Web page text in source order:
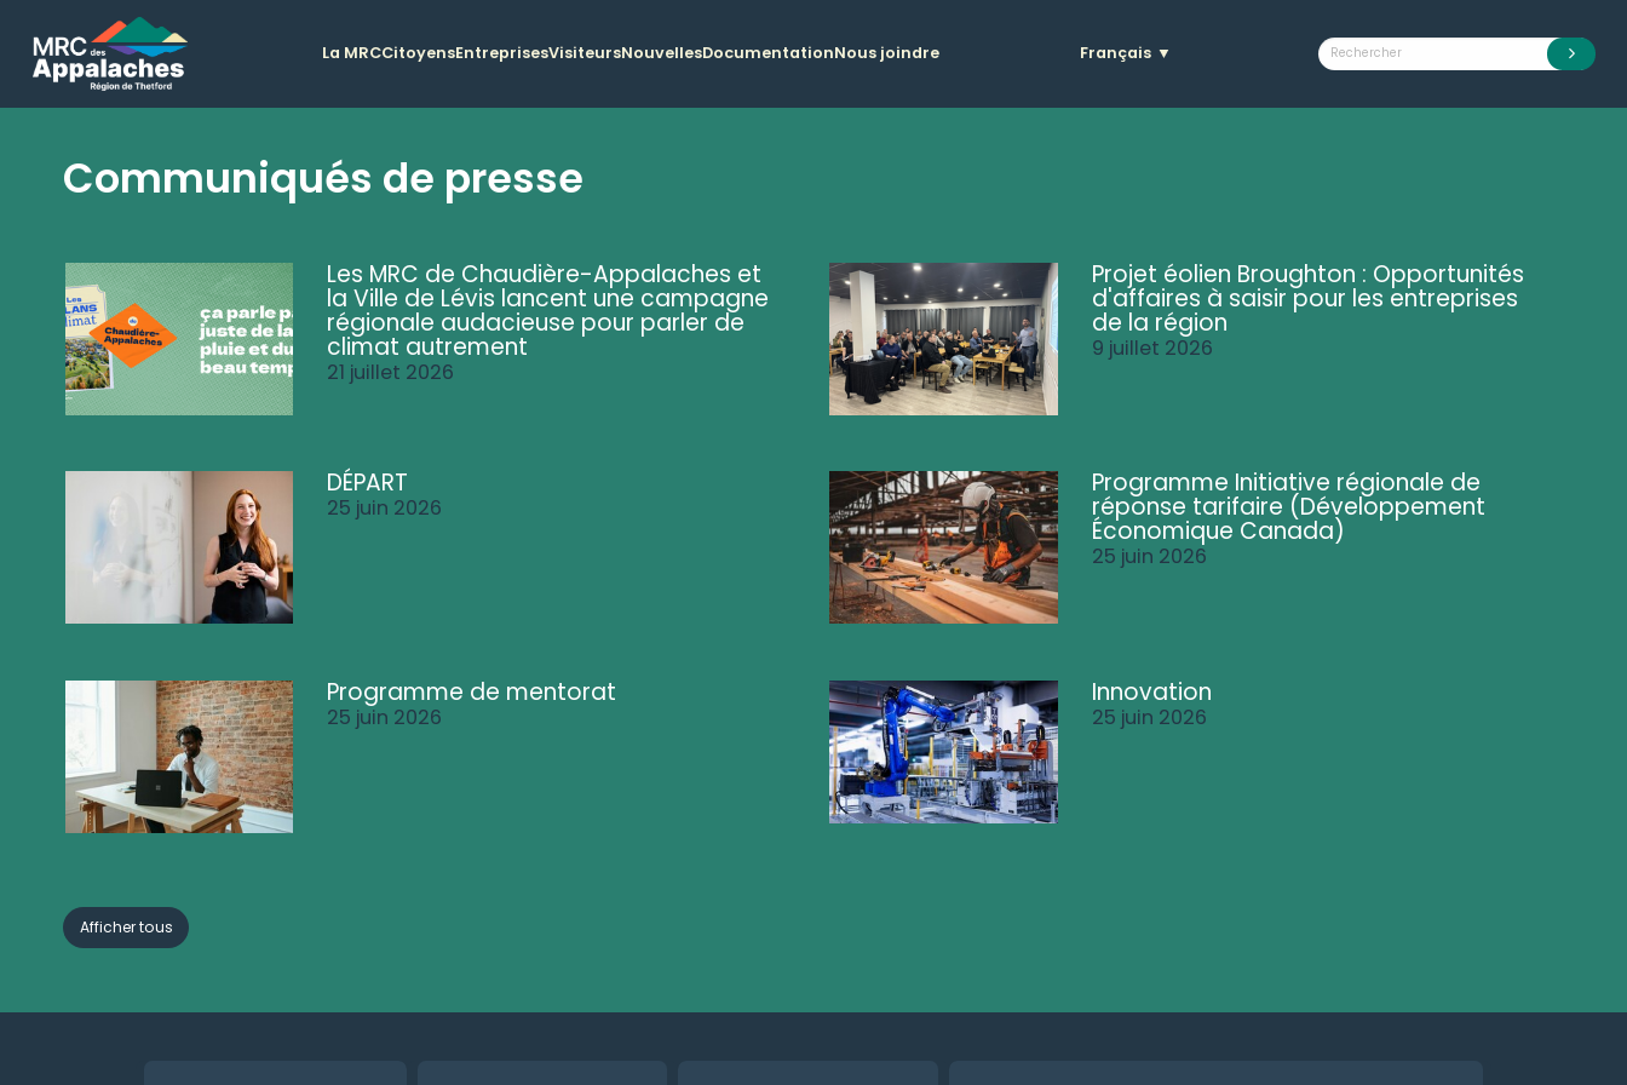
La MRCCitoyensEntreprisesVisiteursNouvellesDocumentationNous joindre Français ▼
Communiqués de presse
Les MRC de Chaudière-Appalaches et
la Ville de Lévis lancent une campagne
régionale audacieuse pour parler de
climat autrement
21 juillet 2026
Projet éolien Broughton : Opportunités
d'affaires à saisir pour les entreprises
de la région
9 juillet 2026
DÉPART
25 juin 2026
Programme Initiative régionale de
réponse tarifaire (Développement
Économique Canada)
25 juin 2026
Programme de mentorat
25 juin 2026
Innovation
25 juin 2026
Afficher tous